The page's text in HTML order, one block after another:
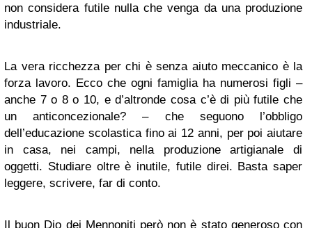
non considera futile nulla che venga da una produzione
industriale.
La vera ricchezza per chi è senza aiuto meccanico è la
forza lavoro. Ecco che ogni famiglia ha numerosi figli –
anche 7 o 8 o 10, e d’altronde cosa c’è di più futile che
un anticoncezionale? – che seguono l’obbligo
dell’educazione scolastica fino ai 12 anni, per poi aiutare
in casa, nei campi, nella produzione artigianale di
oggetti. Studiare oltre è inutile, futile direi. Basta saper
leggere, scrivere, far di conto.
Il buon Dio dei Mennoniti però non è stato generoso con